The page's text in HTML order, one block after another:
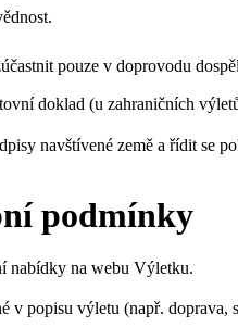
pouze v doprovodu
doklad (u zahraničních
navštívené země a řídit se
podmínky
nabídky na webu Výletku.
v popisu výletu (např. doprava,